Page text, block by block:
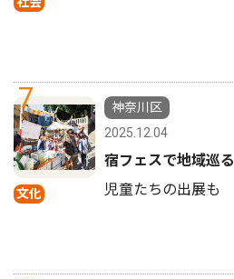
7
文化
神奈川区
2025.12.04
宿フェスで地域巡る
児童たちの出展も